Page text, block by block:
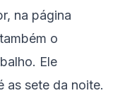
na página
o
Ele
as sete da noite.